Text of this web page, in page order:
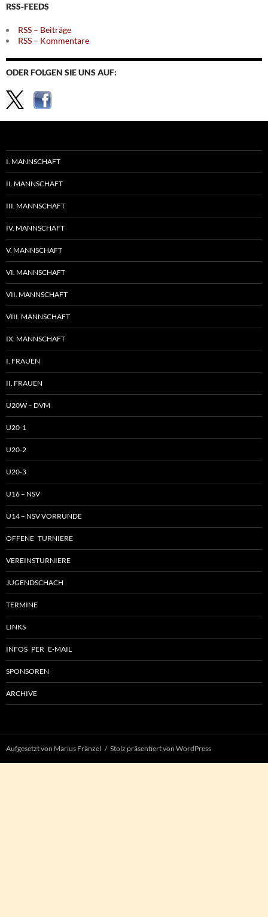
RSS-FEEDS
RSS – Beiträge
RSS – Kommentare
ODER FOLGEN SIE UNS AUF:
I. MANNSCHAFT
II. MANNSCHAFT
III. MANNSCHAFT
IV. MANNSCHAFT
V. MANNSCHAFT
VI. MANNSCHAFT
VII. MANNSCHAFT
VIII. MANNSCHAFT
IX. MANNSCHAFT
I. FRAUEN
II. FRAUEN
U20W – DVM
U20-1
U20-2
U20-3
U16 – NSV
U14 – NSV VORRUNDE
OFFENE TURNIERE
VEREINSTURNIERE
JUGENDSCHACH
TERMINE
LINKS
INFOS PER E-MAIL
SPONSOREN
ARCHIVE
Aufgesetzt von Marius Fränzel Stolz präsentiert von WordPress